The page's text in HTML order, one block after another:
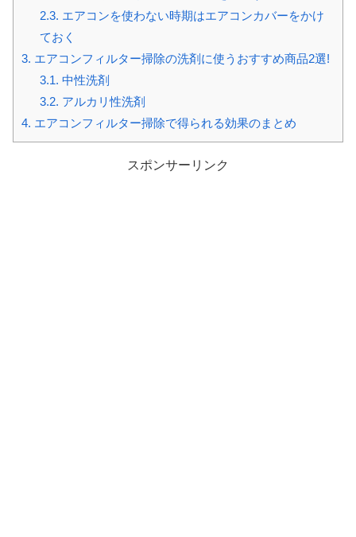
2.3. エアコンを使わない時期はエアコンカバーをかけ
ておく
3. エアコンフィルター掃除の洗剤に使うおすすめ商品2選!
3.1. 中性洗剤
3.2. アルカリ性洗剤
4. エアコンフィルター掃除で得られる効果のまとめ
スポンサーリンク